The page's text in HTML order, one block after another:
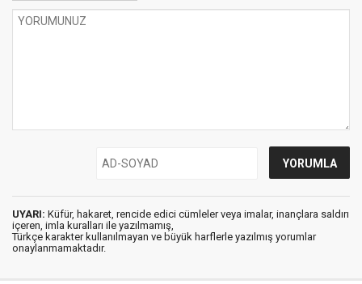
UYARI: Küfür, hakaret, rencide edici cümleler veya imalar, inançlara saldırı
içeren, imla kuralları ile yazılmamış,
Türkçe karakter kullanılmayan ve büyük harflerle yazılmış yorumlar
onaylanmamaktadır.